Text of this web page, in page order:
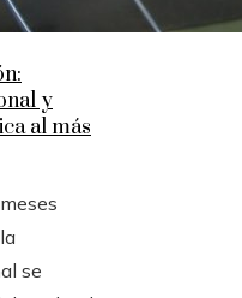
y
al más
se